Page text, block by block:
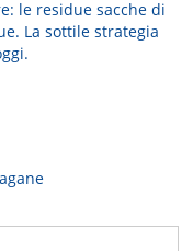
le residue sacche di
La sottile strategia